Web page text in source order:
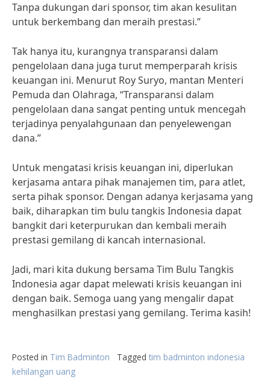
Tanpa dukungan dari sponsor, tim akan kesulitan
untuk berkembang dan meraih prestasi.”
Tak hanya itu, kurangnya transparansi dalam
pengelolaan dana juga turut memperparah krisis
keuangan ini. Menurut Roy Suryo, mantan Menteri
Pemuda dan Olahraga, “Transparansi dalam
pengelolaan dana sangat penting untuk mencegah
terjadinya penyalahgunaan dan penyelewengan
dana.”
Untuk mengatasi krisis keuangan ini, diperlukan
kerjasama antara pihak manajemen tim, para atlet,
serta pihak sponsor. Dengan adanya kerjasama yang
baik, diharapkan tim bulu tangkis Indonesia dapat
bangkit dari keterpurukan dan kembali meraih
prestasi gemilang di kancah internasional.
Jadi, mari kita dukung bersama Tim Bulu Tangkis
Indonesia agar dapat melewati krisis keuangan ini
dengan baik. Semoga uang yang mengalir dapat
menghasilkan prestasi yang gemilang. Terima kasih!
Posted in Tim Badminton Tagged tim badminton indonesia
kehilangan uang